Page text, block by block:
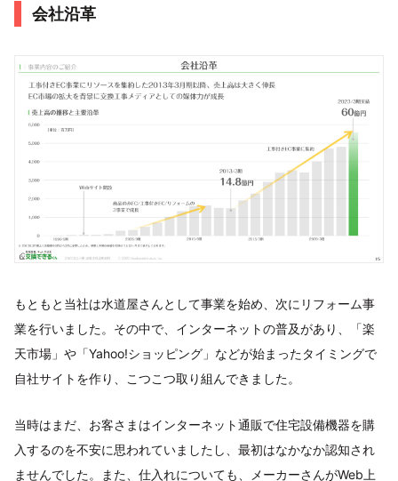
会社沿革
もともと当社は水道屋さんとして事業を始め、次にリフォーム事
業を行いました。その中で、インターネットの普及があり、「楽
天市場」や「Yahoo!ショッピング」などが始まったタイミングで
自社サイトを作り、こつこつ取り組んできました。
当時はまだ、お客さまはインターネット通販で住宅設備機器を購
入するのを不安に思われていましたし、最初はなかなか認知され
ませんでした。また、仕入れについても、メーカーさんがWeb上